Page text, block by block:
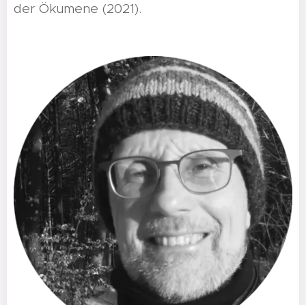
der Ökumene (2021).